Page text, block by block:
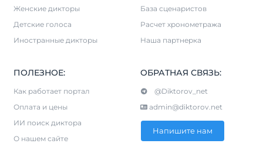
Женские дикторы
Детские голоса
Иностранные дикторы
База сценаристов
Расчет хронометража
Наша партнерка
ПОЛЕЗНОЕ:
Как работает портал
Оплата и цены
ИИ поиск диктора
О нашем сайте
ОБРАТНАЯ СВЯЗЬ:
@Diktorov_net
admin@diktorov.net
Напишите нам